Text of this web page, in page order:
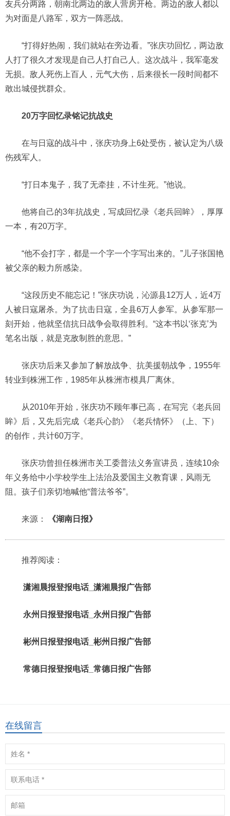
友兵分两路，朝南北两边的敌人营房开枪。两边的敌人都以
为对面是八路军，双方一阵恶战。
“打得好热闹，我们就站在旁边看。”张庆功回忆，两边敌
人打了很久才发现是自己人打自己人。这次战斗，我军毫发
无损。敌人死伤上百人，元气大伤，后来很长一段时间都不
敢出城侵扰群众。
20万字回忆录铭记抗战史
在与日寇的战斗中，张庆功身上6处受伤，被认定为八级
伤残军人。
“打日本鬼子，我了无牵挂，不计生死。”他说。
他将自己的3年抗战史，写成回忆录《老兵回眸》，厚厚
一本，有20万字。
“他不会打字，都是一个字一个字写出来的。”儿子张国艳
被父亲的毅力所感染。
“这段历史不能忘记！”张庆功说，沁源县12万人，近4万
人被日寇屠杀。为了抗击日寇，全县6万人参军。从参军那一
刻开始，他就坚信抗日战争会取得胜利。“这本书以‘张克’为
笔名出版，就是克敌制胜的意思。”
张庆功后来又参加了解放战争、抗美援朝战争，1955年
转业到株洲工作，1985年从株洲市模具厂离休。
从2010年开始，张庆功不顾年事已高，在写完《老兵回
眸》后，又先后完成《老兵心韵》《老兵情怀》（上、下）
的创作，共计60万字。
张庆功曾担任株洲市关工委普法义务宣讲员，连续10余
年义务给中小学校学生上法治及爱国主义教育课，风雨无
阻。孩子们亲切地喊他“普法爷爷”。
来源： 《湖南日报》
推荐阅读：
潇湘晨报登报电话_潇湘晨报广告部
永州日报登报电话_永州日报广告部
彬州日报登报电话_彬州日报广告部
常德日报登报电话_常德日报广告部
在线留言